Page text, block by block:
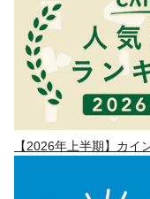
【2026年上半期】カイ